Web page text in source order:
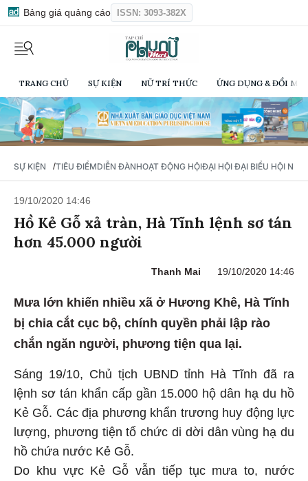
Bảng giá quảng cáo ISSN: 3093-382X
TRANG CHỦ SỰ KIỆN NỮ TRÍ THỨC ỨNG DỤNG & ĐỔI
SỰ KIỆN / TIÊU ĐIỂMDIỄN ĐÀNHOẠT ĐỘNG HỘIĐẠI HỘI ĐẠI BIỂU HỘI NỮ
19/10/2020 14:46
Hồ Kẻ Gỗ xả tràn, Hà Tĩnh lệnh sơ tán
hơn 45.000 người
Thanh Mai 19/10/2020 14:46
Mưa lớn khiến nhiều xã ở Hương Khê, Hà Tĩnh
bị chia cắt cục bộ, chính quyền phải lập rào
chắn ngăn người, phương tiện qua lại.
Sáng 19/10, Chủ tịch UBND tỉnh Hà Tĩnh đã ra
lệnh sơ tán khẩn cấp gần 15.000 hộ dân hạ du hồ
Kẻ Gỗ. Các địa phương khẩn trương huy động lực
lượng, phương tiện tổ chức di dời dân vùng hạ du
hồ chứa nước Kẻ Gỗ.
Do khu vực Kẻ Gỗ vẫn tiếp tục mưa to, nước